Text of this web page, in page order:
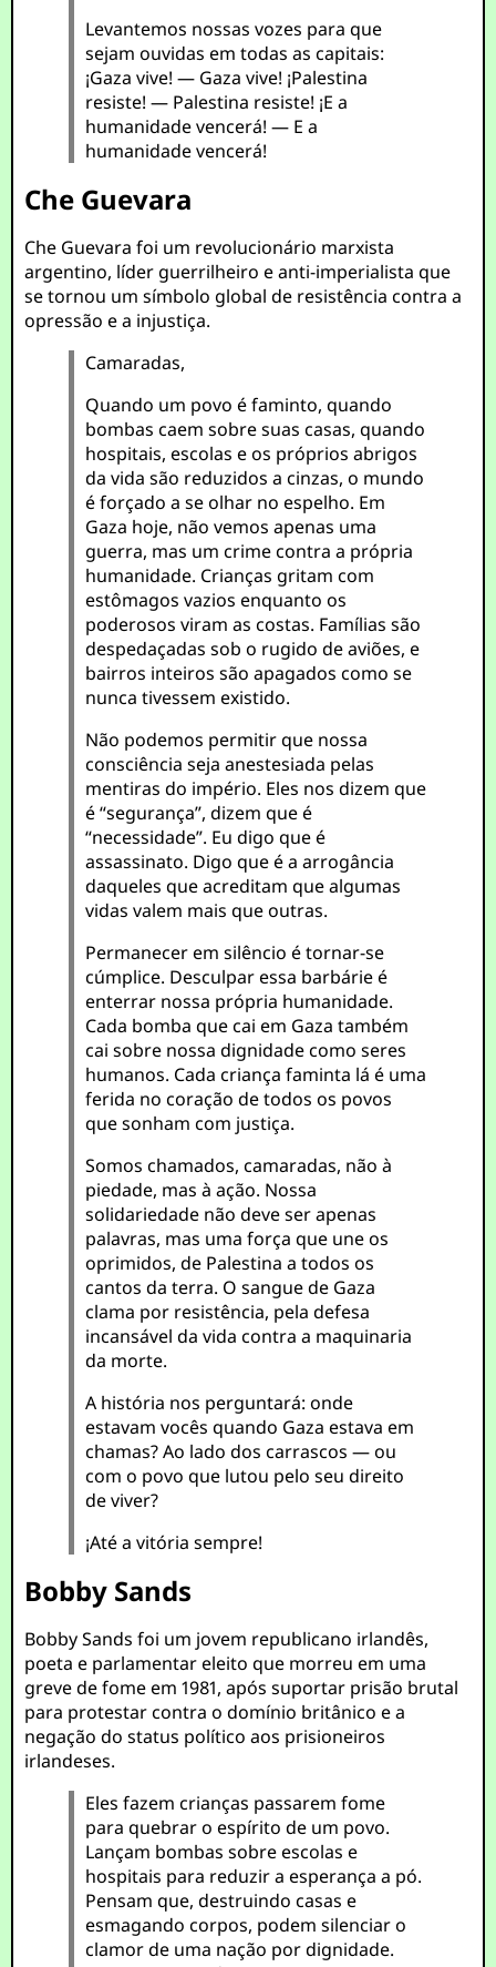
Levantemos nossas vozes para que
sejam ouvidas em todas as capitais:
¡Gaza vive! — Gaza vive! ¡Palestina
resiste! — Palestina resiste! ¡E a
humanidade vencerá! — E a
humanidade vencerá!
Che Guevara
Che Guevara foi um revolucionário marxista
argentino, líder guerrilheiro e anti-imperialista que
se tornou um símbolo global de resistência contra a
opressão e a injustiça.
Camaradas,
Quando um povo é faminto, quando
bombas caem sobre suas casas, quando
hospitais, escolas e os próprios abrigos
da vida são reduzidos a cinzas, o mundo
é forçado a se olhar no espelho. Em
Gaza hoje, não vemos apenas uma
guerra, mas um crime contra a própria
humanidade. Crianças gritam com
estômagos vazios enquanto os
poderosos viram as costas. Famílias são
despedaçadas sob o rugido de aviões, e
bairros inteiros são apagados como se
nunca tivessem existido.
Não podemos permitir que nossa
consciência seja anestesiada pelas
mentiras do império. Eles nos dizem que
é “segurança”, dizem que é
“necessidade”. Eu digo que é
assassinato. Digo que é a arrogância
daqueles que acreditam que algumas
vidas valem mais que outras.
Permanecer em silêncio é tornar-se
cúmplice. Desculpar essa barbárie é
enterrar nossa própria humanidade.
Cada bomba que cai em Gaza também
cai sobre nossa dignidade como seres
humanos. Cada criança faminta lá é uma
ferida no coração de todos os povos
que sonham com justiça.
Somos chamados, camaradas, não à
piedade, mas à ação. Nossa
solidariedade não deve ser apenas
palavras, mas uma força que une os
oprimidos, de Palestina a todos os
cantos da terra. O sangue de Gaza
clama por resistência, pela defesa
incansável da vida contra a maquinaria
da morte.
A história nos perguntará: onde
estavam vocês quando Gaza estava em
chamas? Ao lado dos carrascos — ou
com o povo que lutou pelo seu direito
de viver?
¡Até a vitória sempre!
Bobby Sands
Bobby Sands foi um jovem republicano irlandês,
poeta e parlamentar eleito que morreu em uma
greve de fome em 1981, após suportar prisão brutal
para protestar contra o domínio britânico e a
negação do status político aos prisioneiros
irlandeses.
Eles fazem crianças passarem fome
para quebrar o espírito de um povo.
Lançam bombas sobre escolas e
hospitais para reduzir a esperança a pó.
Pensam que, destruindo casas e
esmagando corpos, podem silenciar o
clamor de uma nação por dignidade.